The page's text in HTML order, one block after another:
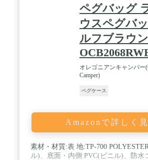
ペグバッグ
ウスペグバ
ルフブラウン
オレゴニアンキャンパー
Camper)
ペグケース
Amazonで詳しく
素材・材質:表 地:TP-700
ル)、底面・内側:PVC(ビニル)、防水